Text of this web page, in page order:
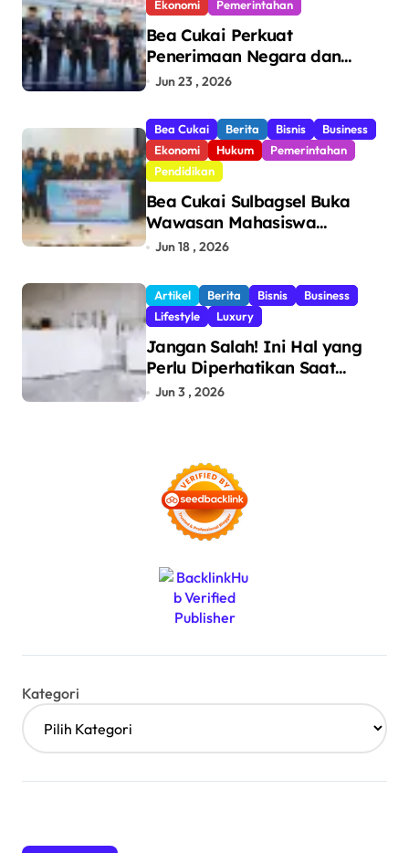
Ekonomi Pemerintahan
Bea Cukai Perkuat
Penerimaan Negara dan
Pengawasan, Setor Rp123,8
Jun 23 , 2026
Bea Cukai Berita Bisnis
Business
Ekonomi
Hukum
Pemerintahan
Pendidikan
Bea Cukai Sulbagsel Buka
Wawasan Mahasiswa
Politeknik Bosowa tentang
dan Pencegahan Barang
Ilegal
Jun 18 , 2026
Artikel Berita Bisnis
Business
Lifestyle
Luxury
Jangan Salah! Ini Hal yang
Perlu Diperhatikan Saat
Pasang Big Slab
Jun 3 , 2026
Kategori